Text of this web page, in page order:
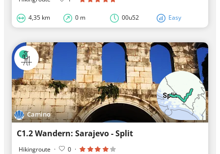
4,35 km 0 m 00u52 Easy
Camino
C1.2 Wandern: Sarajevo - Split
Hikingroute · 0 ·